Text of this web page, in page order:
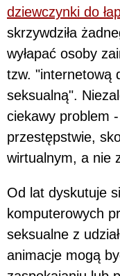
dziewczynki do
skrzywdziła
wyłapać osoby
tzw. "internetową
seksualną".
ciekawy problem
przestępstwie,
wirtualnym, a nie
Od lat dyskutuje
komputerowych
seksualne z
animacje mogą